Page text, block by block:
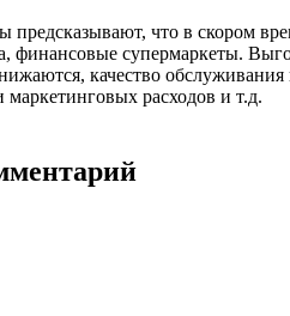
предсказывают, что в скором
финансовые супермаркеты.
качество
расходов и т.д.